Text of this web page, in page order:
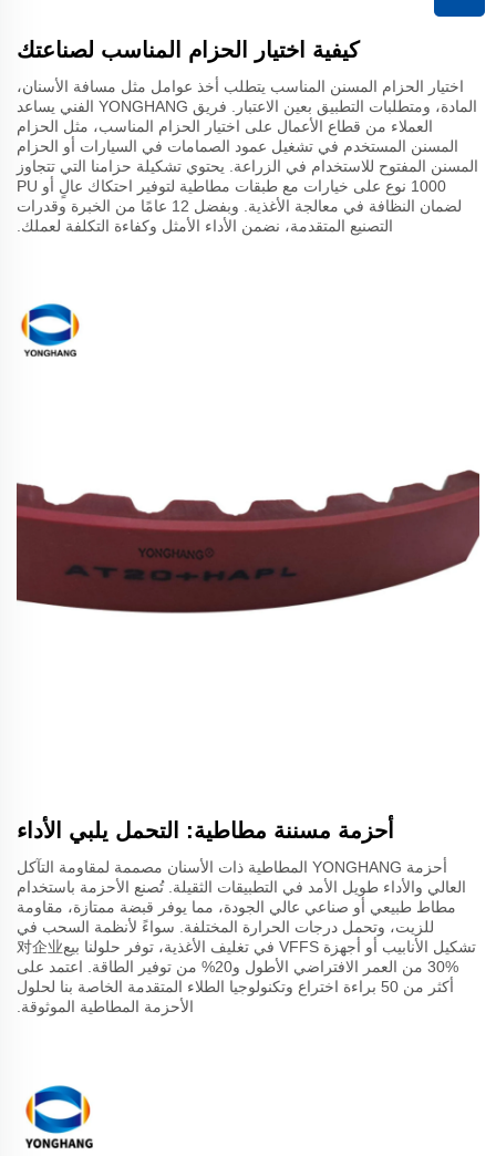
كيفية اختيار الحزام المناسب لصناعتك
اختيار الحزام المسنن المناسب يتطلب أخذ عوامل مثل مسافة الأسنان،
المادة، ومتطلبات التطبيق بعين الاعتبار. فريق YONGHANG الفني يساعد
العملاء من قطاع الأعمال على اختيار الحزام المناسب، مثل الحزام
المسنن المستخدم في تشغيل عمود الصمامات في السيارات أو الحزام
المسنن المفتوح للاستخدام في الزراعة. يحتوي تشكيلة حزامنا التي تتجاوز
1000 نوع على خيارات مع طبقات مطاطية لتوفير احتكاك عالٍ أو PU
لضمان النظافة في معالجة الأغذية. وبفضل 12 عامًا من الخبرة وقدرات
التصنيع المتقدمة، نضمن الأداء الأمثل وكفاءة التكلفة لعملك.
أحزمة مسننة مطاطية: التحمل يلبي الأداء
أحزمة YONGHANG المطاطية ذات الأسنان مصممة لمقاومة التآكل
العالي والأداء طويل الأمد في التطبيقات الثقيلة. تُصنع الأحزمة باستخدام
مطاط طبيعي أو صناعي عالي الجودة، مما يوفر قبضة ممتازة، مقاومة
للزيت، وتحمل درجات الحرارة المختلفة. سواءً لأنظمة السحب في
تشكيل الأنابيب أو أجهزة VFFS في تغليف الأغذية، توفر حلولنا بيع对企业
30% من العمر الافتراضي الأطول و20% من توفير الطاقة. اعتمد على
أكثر من 50 براءة اختراع وتكنولوجيا الطلاء المتقدمة الخاصة بنا لحلول
الأحزمة المطاطية الموثوقة.